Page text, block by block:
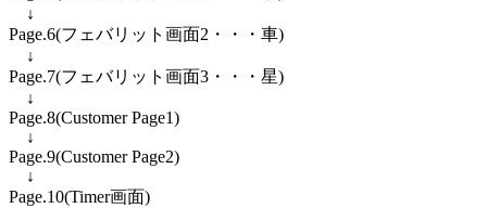
↓
Page.6(フェバリット画面2・・・車)
↓
Page.7(フェバリット画面3・・・星)
↓
Page.8(Customer Page1)
↓
Page.9(Customer Page2)
↓
Page.10(Timer画面)